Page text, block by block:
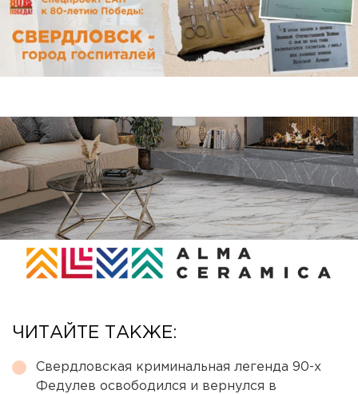
ЧИТАЙТЕ ТАКЖЕ:
Свердловская криминальная легенда 90-х
Федулев освободился и вернулся в